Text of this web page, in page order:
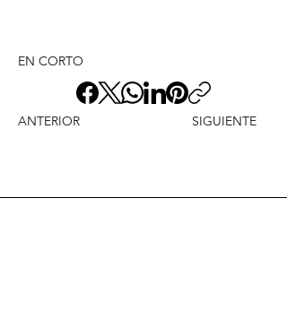
EN CORTO
ANTERIOR SIGUIENTE